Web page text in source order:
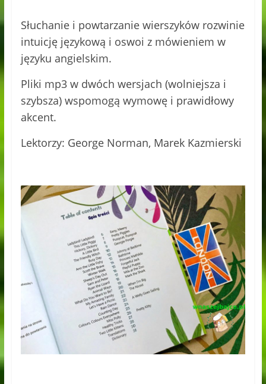
Słuchanie i powtarzanie wierszyków rozwinie
intuicję językową i oswoi z mówieniem w
języku angielskim.
Pliki mp3 w dwóch wersjach (wolniejsza i
szybsza) wspomogą wymowę i prawidłowy
akcent.
Lektorzy: George Norman, Marek Kazmierski